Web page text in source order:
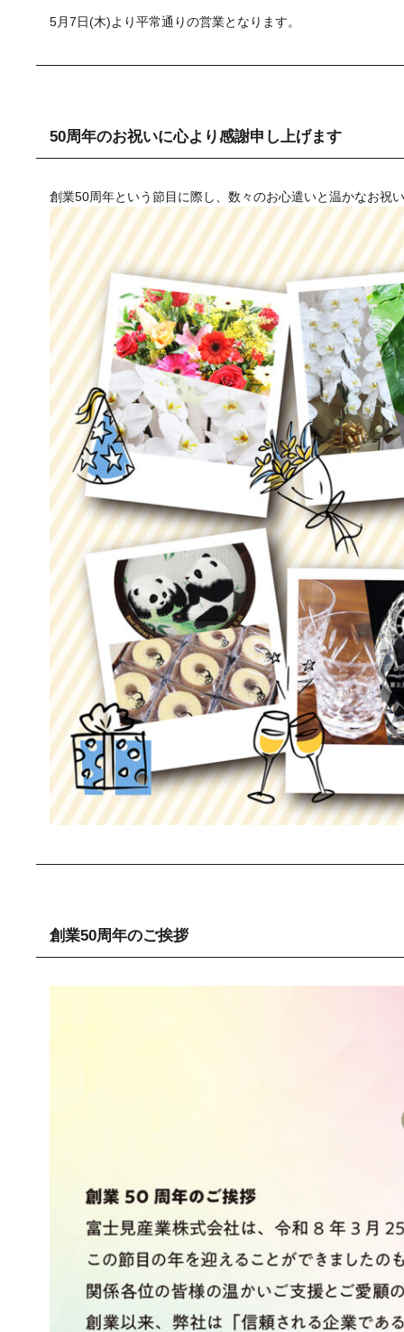
5月7日(木)より平常通りの営業となります。
50周年のお祝いに心より感謝申し上げます
創業50周年という節目に際し、数々のお心遣いと温かなお祝
創業50周年のご挨拶